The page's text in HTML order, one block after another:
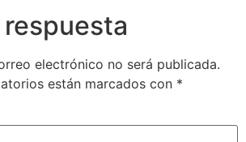
electrónico no será publicada.
están marcados con *